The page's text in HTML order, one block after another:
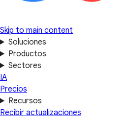
Skip to main content
Soluciones
Productos
Sectores
IA
Precios
Recursos
Recibir actualizaciones